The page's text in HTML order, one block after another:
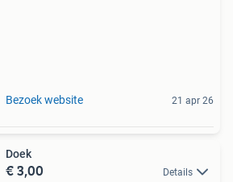
Bezoek website 21 apr 26
Doek
€ 3,00 Details